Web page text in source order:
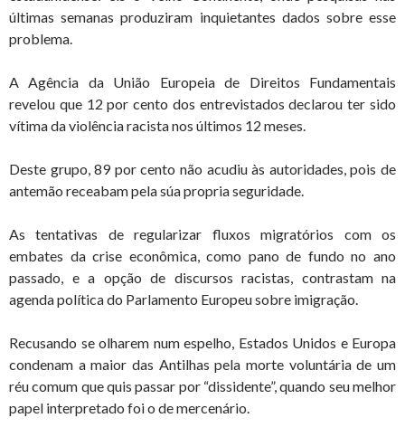
últimas semanas produziram inquietantes dados sobre esse
problema.
A Agência da União Europeia de Direitos Fundamentais
revelou que 12 por cento dos entrevistados declarou ter sido
vítima da violência racista nos últimos 12 meses.
Deste grupo, 89 por cento não acudiu às autoridades, pois de
antemão receabam pela súa propria seguridade.
As tentativas de regularizar fluxos migratórios com os
embates da crise econômica, como pano de fundo no ano
passado, e a opção de discursos racistas, contrastam na
agenda política do Parlamento Europeu sobre imigração.
Recusando se olharem num espelho, Estados Unidos e Europa
condenam a maior das Antilhas pela morte voluntária de um
réu comum que quis passar por “dissidente”, quando seu melhor
papel interpretado foi o de mercenário.